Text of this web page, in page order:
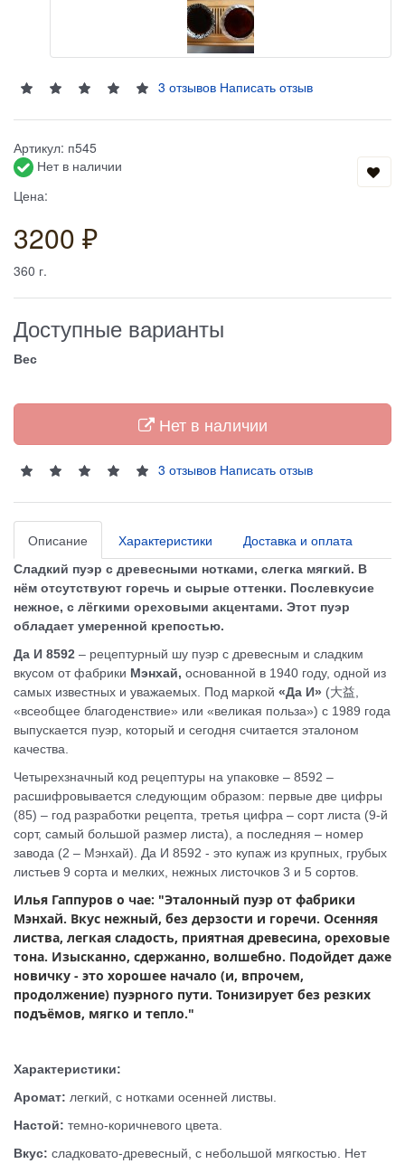
3 отзывов Написать отзыв
Артикул: п545
Нет в наличии
Цена:
3200 ₽
360 г.
Доступные варианты
Вес
Нет в наличии
3 отзывов Написать отзыв
Описание Характеристики Доставка и оплата
Сладкий пуэр с древесными нотками, слегка мягкий. В
нём отсутствуют горечь и сырые оттенки. Послевкусие
нежное, с лёгкими ореховыми акцентами. Этот пуэр
обладает умеренной крепостью.
Да И 8592 – рецептурный шу пуэр с древесным и сладким
вкусом от фабрики Мэнхай, основанной в 1940 году, одной из
самых известных и уважаемых. Под маркой «Да И» (大益,
«всеобщее благоденствие» или «великая польза») с 1989 года
выпускается пуэр, который и сегодня считается эталоном
качества.
Четырехзначный код рецептуры на упаковке – 8592 –
расшифровывается следующим образом: первые две цифры
(85) – год разработки рецепта, третья цифра – сорт листа (9-й
сорт, самый большой размер листа), а последняя – номер
завода (2 – Мэнхай). Да И 8592 - это купаж из крупных, грубых
листьев 9 сорта и мелких, нежных листочков 3 и 5 сортов.
Илья Гаппуров о чае: "Эталонный пуэр от фабрики
Мэнхай. Вкус нежный, без дерзости и горечи. Осенняя
листва, легкая сладость, приятная древесина, ореховые
тона. Изысканно, сдержанно, волшебно. Подойдет даже
новичку - это хорошее начало (и, впрочем,
продолжение) пуэрного пути. Тонизирует без резких
подъёмов, мягко и тепло."
Характеристики:
Аромат: легкий, с нотками осенней листвы.
Настой: темно-коричневого цвета.
Вкус: сладковато-древесный, с небольшой мягкостью. Нет